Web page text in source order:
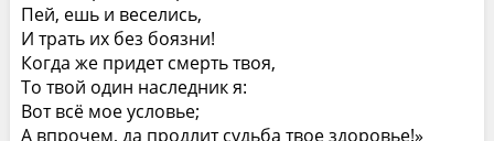
Пей, ешь и веселись,
И трать их без боязни!
Когда же придет смерть твоя,
То твой один наследник я:
Вот всё мое условье;
А впрочем, да продлит судьба твое здоровье!»